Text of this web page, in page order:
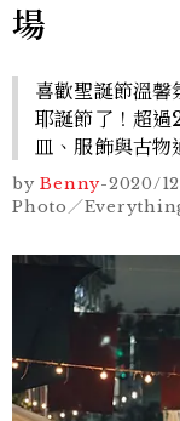
場
喜歡聖誕節溫
耶誕節了！超過
皿、服飾與古物
by Benny-2020/
Photo／